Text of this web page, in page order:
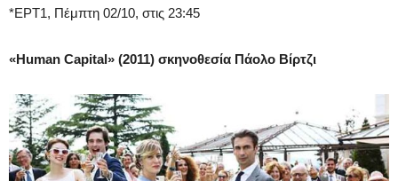
*ΕΡΤ1, Πέμπτη 02/10, στις 23:45
«Human Capital» (2011) σκηνοθεσία Πάολο Βίρτζι